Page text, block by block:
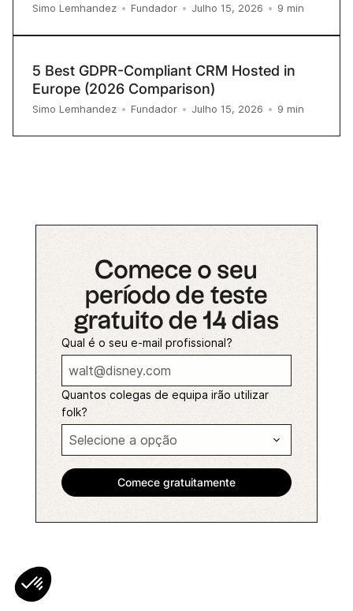
Simo Lemhandez • Fundador • Julho 15, 2026 • 9 min
5 Best GDPR-Compliant CRM Hosted in
Europe (2026 Comparison)
Simo Lemhandez • Fundador • Julho 15, 2026 • 9 min
Comece o seu
período de teste
gratuito de 14 dias
Qual é o seu e-mail profissional?
Quantos colegas de equipa irão utilizar
folk?